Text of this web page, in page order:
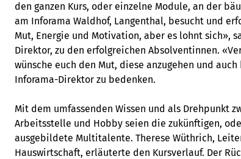
den ganzen Kurs, oder einzelne Module, an der
am Inforama Waldhof, Langenthal, besucht und
Mut, Energie und Motivation, aber es lohnt sich»,
Direktor, zu den erfolgreichen Absolventinnen.
wünsche euch den Mut, diese anzugehen und
Inforama-Direktor zu bedenken.
Mit dem umfassenden Wissen und als Drehpunkt
Arbeitsstelle und Hobby seien die zukünftigen,
ausgebildete Multitalente. Therese Wüthrich,
Hauswirtschaft, erläuterte den Kursverlauf. Der